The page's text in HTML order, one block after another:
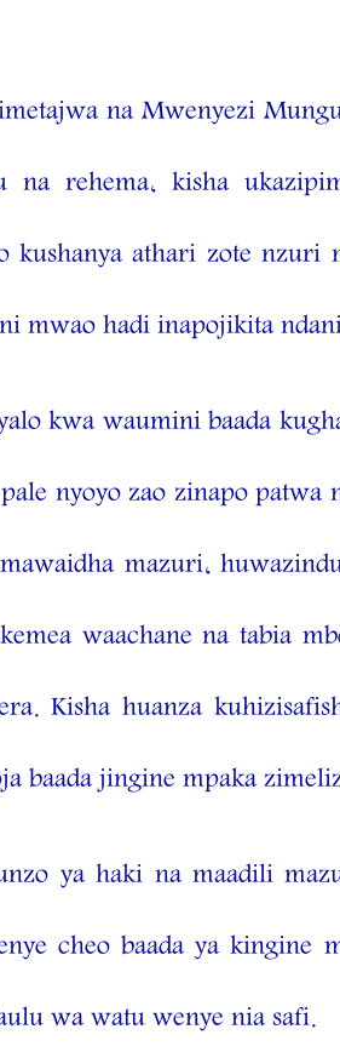
na Mwenyezi
rehema, kisha
athari zote nzuri
mwao hadi inapojikita
kwa waumini baada
nyoyo zao zinapo patwa
mazuri,
waachane na tabia
Kisha huanza
baada jingine mpaka
ya haki na maadili
cheo baada ya kingine
wa watu wenye nia safi.